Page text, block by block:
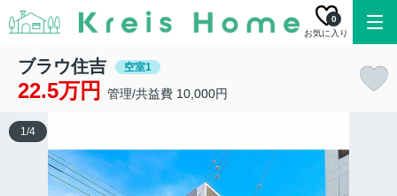
お気に入り
0
ブラウ住吉 空室1
22.5万円 管理/共益費 10,000円
1/4